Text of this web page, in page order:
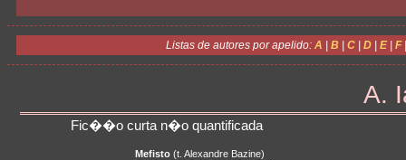
Listas de autores por apelido: A B C D E| F
A.
Fic��o curta n�o quantificada
Mefisto (t. Alexandre Bazine)